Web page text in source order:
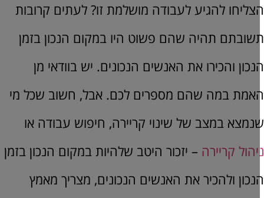
להגיע לעבודה מושלמת זו? לעתים קרובות
תהיה שהם פשוט היו במקום הנכון בזמן
והכירו את האנשים הנכונים. יש בוודאי מן
במה שהם מספרים לכם. אבל, חשוב שכל מי
במצב של שינוי קריירה, חיפוש עבודה או
קריירה– יזכור היטב שלהיות במקום הנכון בזמן
ולהכיר את האנשים הנכונים, מצריך מאמץ